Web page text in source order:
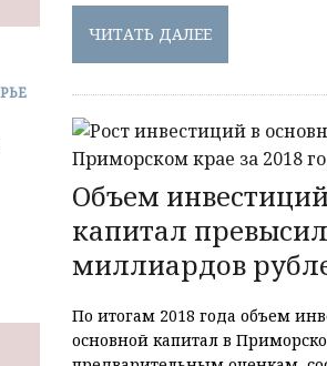
ЧИТАТЬ ДАЛЕЕ
Объем
капитал
миллиардов
По итогам 2018 года объем
основной капитал в